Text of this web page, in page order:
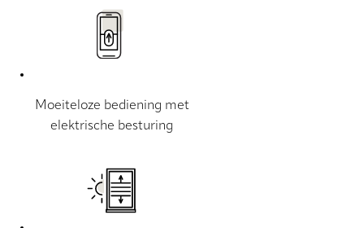
Moeiteloze bediening met
elektrische besturing